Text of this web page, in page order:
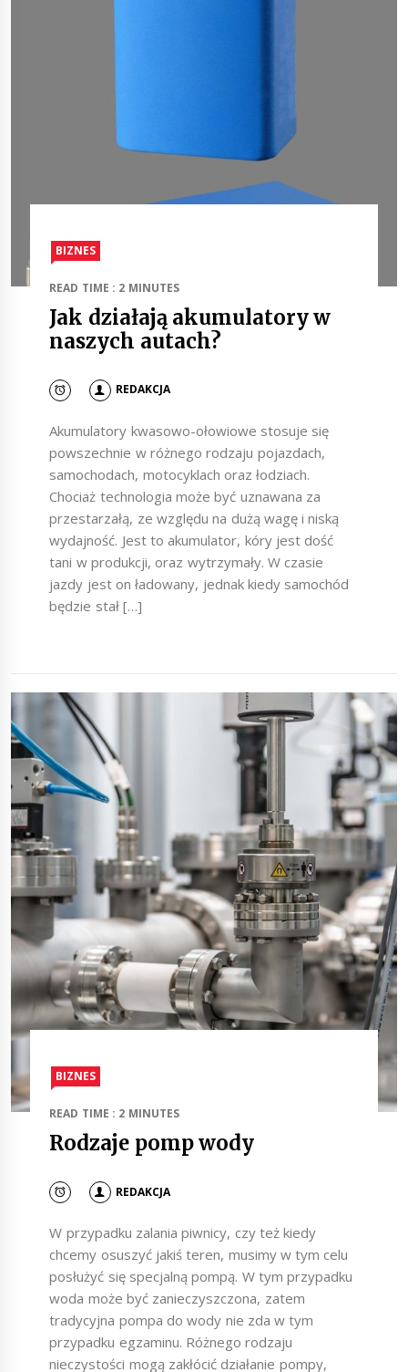
BIZNES
READ TIME : 2 MINUTES
Jak działają akumulatory w
naszych autach?
REDAKCJA
Akumulatory kwasowo-ołowiowe stosuje się
powszechnie w różnego rodzaju pojazdach,
samochodach, motocyklach oraz łodziach.
Chociaż technologia może być uznawana za
przestarzałą, ze względu na dużą wagę i niską
wydajność. Jest to akumulator, kóry jest dość
tani w produkcji, oraz wytrzymały. W czasie
jazdy jest on ładowany, jednak kiedy samochód
będzie stał […]
BIZNES
READ TIME : 2 MINUTES
Rodzaje pomp wody
REDAKCJA
W przypadku zalania piwnicy, czy też kiedy
chcemy osuszyć jakiś teren, musimy w tym celu
posłużyć się specjalną pompą. W tym przypadku
woda może być zanieczyszczona, zatem
tradycyjna pompa do wody nie zda w tym
przypadku egzaminu. Różnego rodzaju
nieczystości mogą zakłócić działanie pompy,